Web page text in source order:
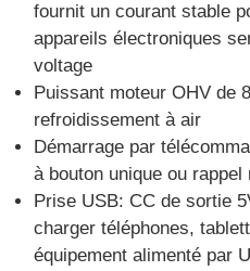
fournit un courant stable
appareils électroniques
voltage
Puissant moteur OHV de
refroidissement à air
Démarrage par
à bouton unique ou rappel
Prise USB: CC de sortie
charger téléphones,
équipement alimenté par